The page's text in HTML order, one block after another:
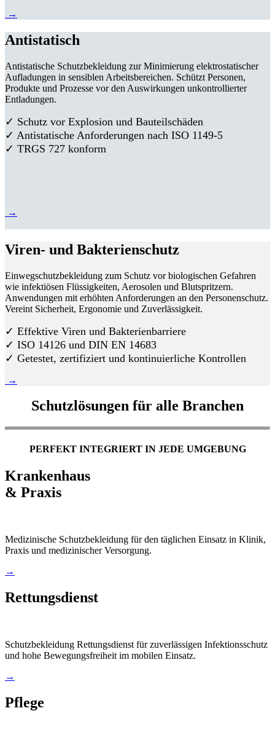
→
Antistatisch
Antistatische Schutzbekleidung zur Minimierung elektrostatischer
Aufladungen in sensiblen Arbeitsbereichen. Schützt Personen,
Produkte und Prozesse vor den Auswirkungen unkontrollierter
Entladungen.
✓ Schutz vor Explosion und Bauteilschäden
✓ Antistatische Anforderungen nach ISO 1149-5
✓ TRGS 727 konform
→
Viren- und Bakterienschutz
Einwegschutzbekleidung zum Schutz vor biologischen Gefahren
wie infektiösen Flüssigkeiten, Aerosolen und Blutspritzern.
Anwendungen mit erhöhten Anforderungen an den Personenschutz.
Vereint Sicherheit, Ergonomie und Zuverlässigkeit.
✓ Effektive Viren und Bakterienbarriere
✓ ISO 14126 und DIN EN 14683
✓ Getestet, zertifiziert und kontinuierliche Kontrollen
→
Schutzlösungen für alle Branchen
PERFEKT INTEGRIERT IN JEDE UMGEBUNG
Krankenhaus
& Praxis
Medizinische Schutzbekleidung für den täglichen Einsatz in Klinik,
Praxis und medizinischer Versorgung.
→
Rettungsdienst
Schutzbekleidung Rettungsdienst für zuverlässigen Infektionsschutz
und hohe Bewegungsfreiheit im mobilen Einsatz.
→
Pflege